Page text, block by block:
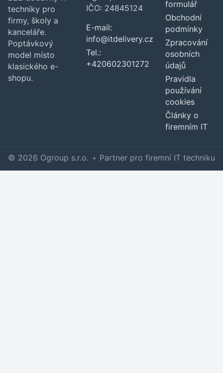
techniky pro
firmy, školy a
kanceláře.
Poptávkový
model místo
klasického e-
shopu.
IČO: 24845124
E-mail:
info@itdelivery.cz
Tel.:
+420602301272
formulář
Obchodní
podmínky
Zpracování
osobních
údajů
Pravidla
používání
cookies
Články o
firemním IT
© 2026 Ogroup s.r.o. • Partner pro firemní IT techniku